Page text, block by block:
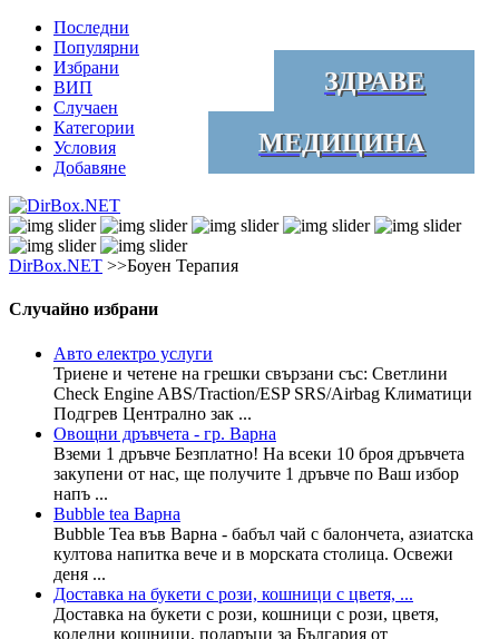
Последни
Популярни
Избрани
ВИП
Случаен
Категории
Условия
Добавяне
ЗДРАВЕ
МЕДИЦИНА
DirBox.NET >>Боуен Терапия
Случайно избрани
Авто електро услуги
Триене и четене на грешки свързани със: Светлини
Check Engine ABS/Traction/ESP SRS/Airbag Климатици
Подгрев Централно зак ...
Овощни дръвчета - гр. Варна
Вземи 1 дръвче Безплатно! На всеки 10 броя дръвчета
закупени от нас, ще получите 1 дръвче по Ваш избор
напъ ...
Bubble tea Варна
Bubble Tea във Варна - бабъл чай с балончета, азиатска
култова напитка вече и в морската столица. Освежи
деня ...
Доставка на букети с рози, кошници с цветя, ...
Доставка на букети с рози, кошници с рози, цветя,
коледни кошници, подаръци за България от